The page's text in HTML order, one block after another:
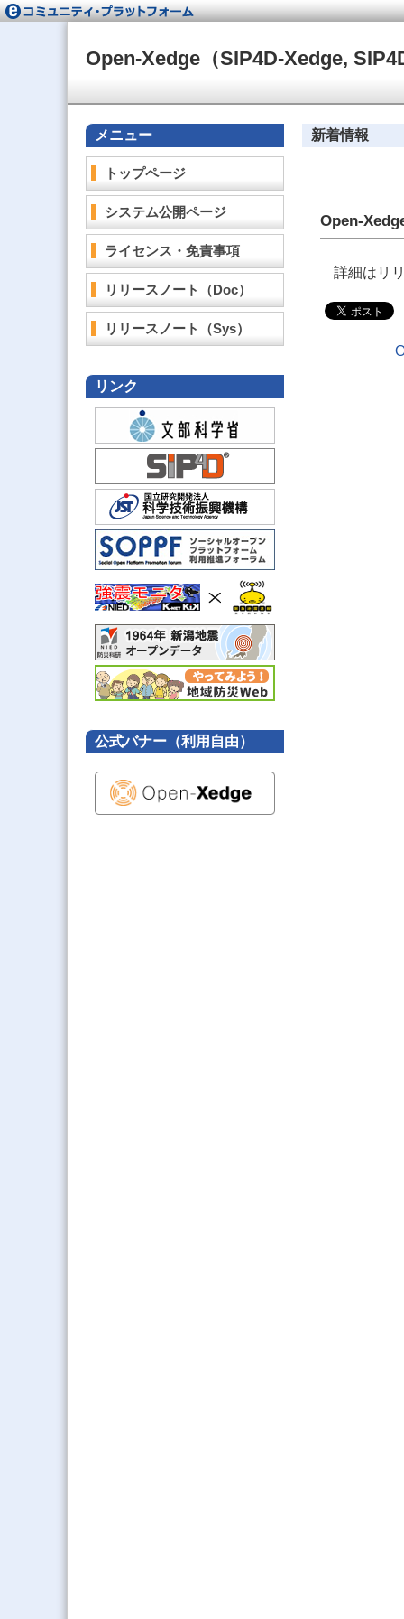
Open-Xedge（SIP4D-Xedge,
メニュー
トップページ
システム公開ページ
ライセンス・免責事項
リリースノート（Doc）
リリースノート（Sys）
リンク
公式バナー（利用自由）
新着情報
Open-
詳細はリ